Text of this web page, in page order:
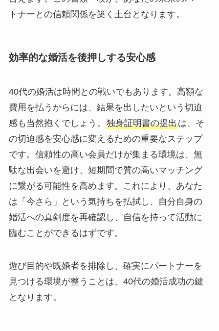
トナーとの信頼関係を築く土台となります。
効率的な婚活を後押しする安心感
40代の婚活は時間との戦いでもあります。高額な
費用を払うからには、結果を出したいという切迫
感も当然抱くでしょう。 独身証明書の提出は、そ
の切迫感を安心感に変えるための重要なステップ
です。信頼性の高い会員だけが集まる環境は、無
駄な出会いを避け、短期間で質の高いマッチング
に繋がる可能性を高めます。これにより、あなた
は「今さら」という気持ちを払拭し、自分自身の
婚活への真剣度を再確認し、自信を持って活動に
臨むことができるはずです。
遊び目的や既婚者を排除し、確実にパートナーを
見つける環境が整うことは、40代の婚活成功の鍵
となります。